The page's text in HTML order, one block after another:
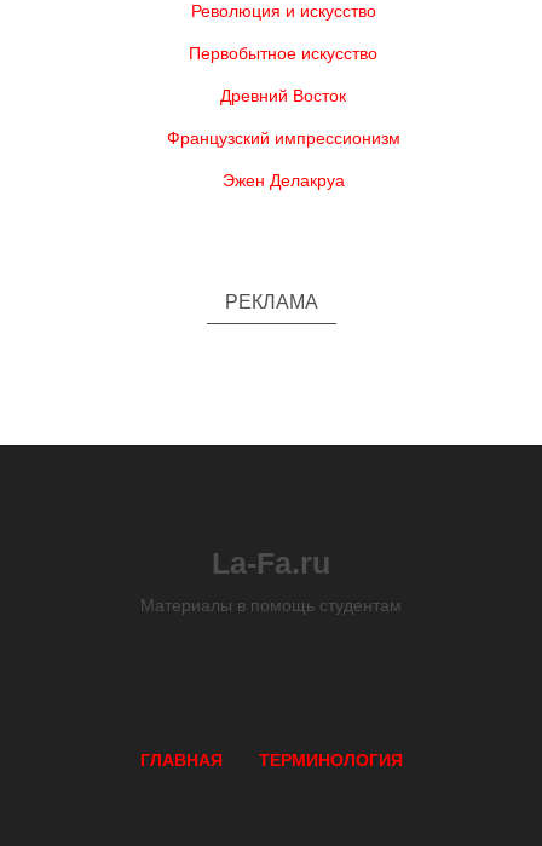
Революция и искусство
Первобытное искусство
Древний Восток
Французский импрессионизм
Эжен Делакруа
РЕКЛАМА
La-Fa.ru
Материалы в помощь студентам
ГЛАВНАЯ ТЕРМИНОЛОГИЯ